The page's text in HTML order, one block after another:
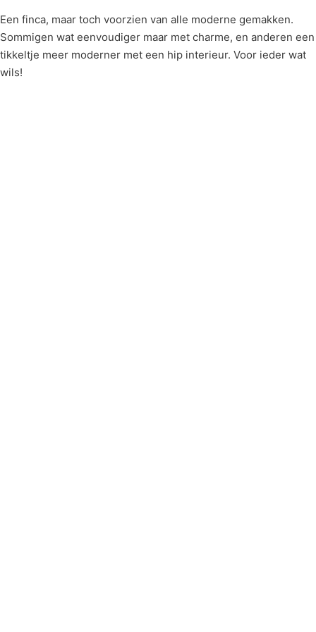
Een finca, maar toch voorzien van alle moderne gemakken.
Sommigen wat eenvoudiger maar met charme, en anderen een
tikkeltje meer moderner met een hip interieur. Voor ieder wat
wils!